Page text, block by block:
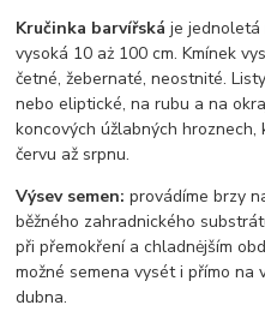
Kručinka barvířská je
vysoká 10 aż 100 cm. Kmínek
četné, žebernaté, neostnité.
nebo eliptické, na rubu a na
koncových úžlabných
červu až srpnu.
Výsev semen: provádíme brzy
běžného zahradnického
při přemokření a chladnėjším
možné semena vysét i přímo
dubna.